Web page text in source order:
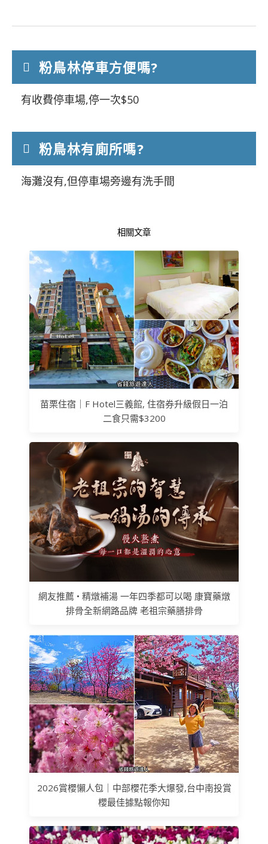
粉鳥林停車方便嗎?
有收費停車場,停一次$50
粉鳥林有廁所嗎?
海灘沒有,但停車場旁邊有洗手間
相關文章
苗栗住宿｜F Hotel三義館, 住宿券升級假日一泊
二食只需$3200
網友推薦 • 精燉補湯 一年四季都可以喝 康寶藥燉
排骨全新網路品牌 老祖宗藥膳排骨
2026賞櫻懶人包｜中部櫻花季大爆發,台中南投賞
櫻最佳據點報你知